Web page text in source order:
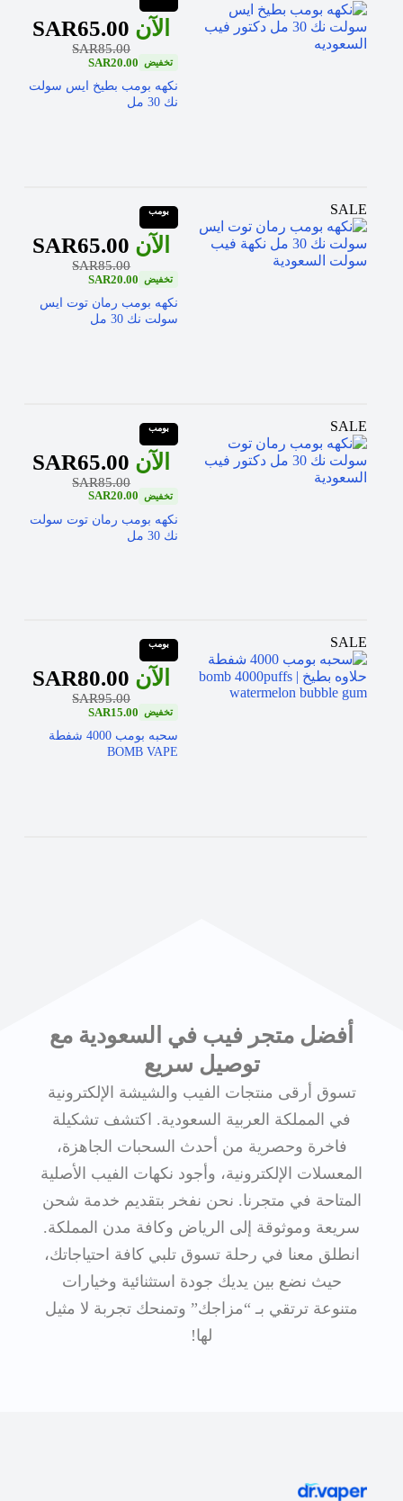
SAR85.00
SAR65.00
SAR20.00
نكهه بومب بطيخ ايس سولت
نك 30 مل
SALE بومب
SAR85.00
SAR65.00
SAR20.00
نكهه بومب رمان توت ايس
سولت نك 30 مل
SALE بومب
SAR85.00
SAR65.00
SAR20.00
نكهه بومب رمان توت سولت
نك 30 مل
SALE بومب
SAR95.00
SAR80.00
SAR15.00
سحبه بومب 4000 شفطة
BOMB VAPE
أفضل متجر فيب في السعودية مع
توصيل سريع
تسوق أرقى منتجات الفيب والشيشة الإلكترونية
في المملكة العربية السعودية. اكتشف تشكيلة
فاخرة وحصرية من أحدث السحبات الجاهزة،
المعسلات الإلكترونية، وأجود نكهات الفيب الأصلية
المتاحة في متجرنا. نحن نفخر بتقديم خدمة شحن
سريعة وموثوقة إلى الرياض وكافة مدن المملكة.
انطلق معنا في رحلة تسوق تلبي كافة احتياجاتك،
حيث نضع بين يديك جودة استثنائية وخيارات
متنوعة ترتقي بـ “مزاجك” وتمنحك تجربة لا مثيل
لها!